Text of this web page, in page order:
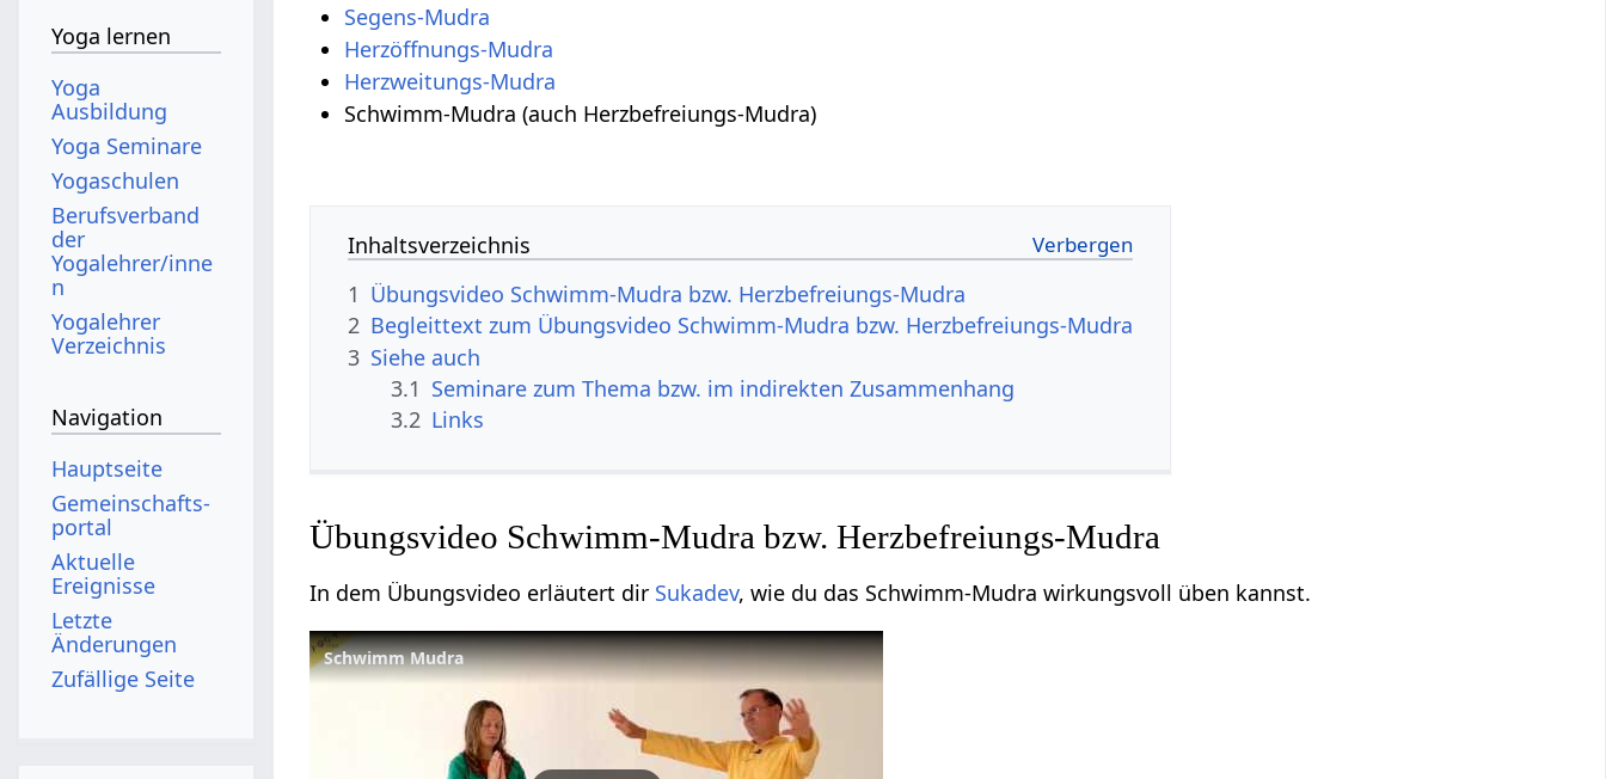
Segens-Mudra
Herzöffnungs-Mudra
Herzweitungs-Mudra
Schwimm-Mudra (auch Herzbefreiungs-Mudra)
Inhaltsverzeichnis
1 Übungsvideo Schwimm-Mudra bzw. Herzbefreiungs-Mudra
2 Begleittext zum Übungsvideo Schwimm-Mudra bzw. Herzbefreiungs-Mudra
3 Siehe auch
3.1 Seminare zum Thema bzw. im indirekten Zusammenhang
3.2 Links
Übungsvideo Schwimm-Mudra bzw. Herzbefreiungs-Mudra
In dem Übungsvideo erläutert dir Sukadev, wie du das Schwimm-Mudra wirkungsvoll üben kannst.
Schwimm Mudra
Yoga lernen
Yoga
Ausbildung
Yoga Seminare
Yogaschulen
Berufsverband
der
Yogalehrer/inne
n
Yogalehrer
Verzeichnis
Navigation
Hauptseite
Gemeinschafts­
portal
Aktuelle
Ereignisse
Letzte
Änderungen
Zufällige Seite